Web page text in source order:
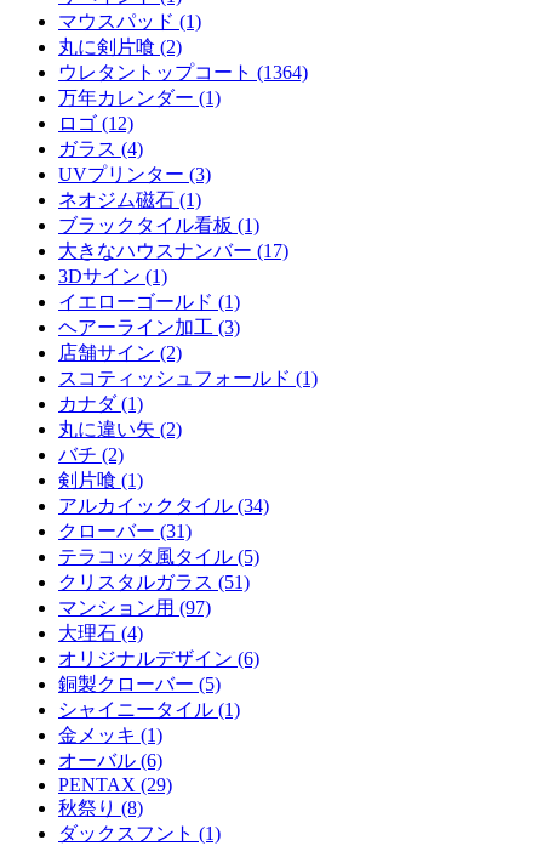
マウスパッド (1)
丸に剣片喰 (2)
ウレタントップコート (1364)
万年カレンダー (1)
ロゴ (12)
ガラス (4)
UVプリンター (3)
ネオジム磁石 (1)
ブラックタイル看板 (1)
大きなハウスナンバー (17)
3Dサイン (1)
イエローゴールド (1)
ヘアーライン加工 (3)
店舗サイン (2)
スコティッシュフォールド (1)
カナダ (1)
丸に違い矢 (2)
バチ (2)
剣片喰 (1)
アルカイックタイル (34)
クローバー (31)
テラコッタ風タイル (5)
クリスタルガラス (51)
マンション用 (97)
大理石 (4)
オリジナルデザイン (6)
銅製クローバー (5)
シャイニータイル (1)
金メッキ (1)
オーバル (6)
PENTAX (29)
秋祭り (8)
ダックスフント (1)